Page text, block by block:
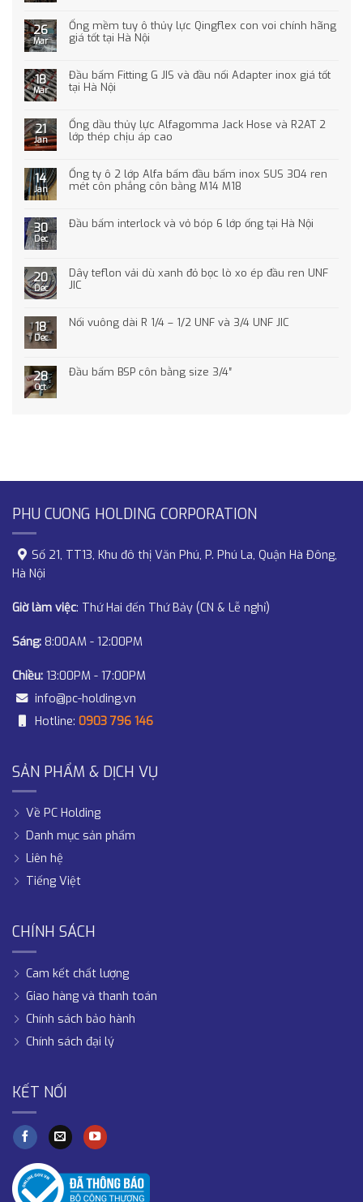
26
Mar
Ống mềm tuy ô thủy lực Qingflex con voi chính hãng
giá tốt tại Hà Nội
18
Mar
Đầu bấm Fitting G JIS và đầu nối Adapter inox giá tốt
tại Hà Nội
21
Jan
Ống dầu thủy lực Alfagomma Jack Hose và R2AT 2
lớp thép chịu áp cao
14
Jan
Ống ty ô 2 lớp Alfa bấm đầu bấm inox SUS 304 ren
mét côn phẳng côn bằng M14 M18
30
Dec
Đầu bấm interlock và vỏ bóp 6 lớp ống tại Hà Nội
20
Dec
Dây teflon vải dù xanh đỏ bọc lò xo ép đầu ren UNF
JIC
18
Dec
Nối vuông dài R 1/4 – 1/2 UNF và 3/4 UNF JIC
28
Oct
Đầu bấm BSP côn bằng size 3/4″
PHU CUONG HOLDING CORPORATION
Số 21, TT13, Khu đô thị Văn Phú, P. Phú La, Quận Hà Đông,
Hà Nội
Giờ làm việc: Thứ Hai đến Thứ Bảy (CN & Lễ nghỉ)
Sáng: 8:00AM - 12:00PM
Chiều: 13:00PM - 17:00PM
info@pc-holding.vn
Hotline: 0903 796 146
SẢN PHẨM & DỊCH VỤ
Về PC Holding
Danh mục sản phẩm
Liên hệ
Tiếng Việt
CHÍNH SÁCH
Cam kết chất lượng
Giao hàng và thanh toán
Chính sách bảo hành
Chính sách đại lý
KẾT NỐI